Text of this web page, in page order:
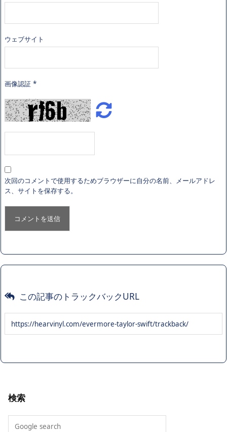
ウェブサイト
画像認証 *
次回のコメントで使用するためブラウザーに自分の名前、メールアドレ
ス、サイトを保存する。
この記事のトラックバックURL
検索